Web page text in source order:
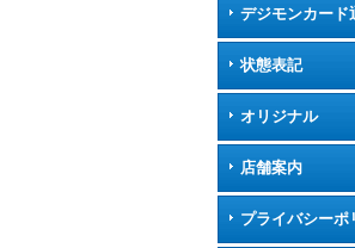
デジモンカード
状態表記
オリジナル
店舗案内
プライバシーポ